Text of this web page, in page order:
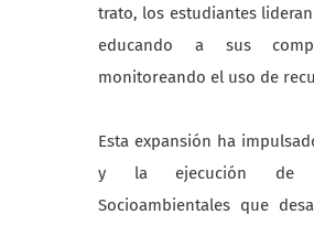
trato, los estudiantes
educando a sus
monitoreando el uso de
Esta expansión ha
y la ejecución de
Socioambientales que